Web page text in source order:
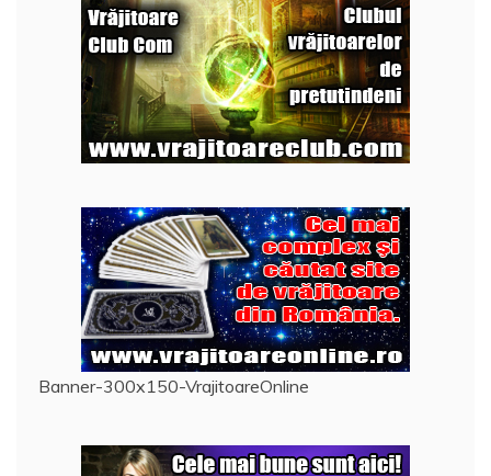
Banner-300x150-VrajitoareOnline